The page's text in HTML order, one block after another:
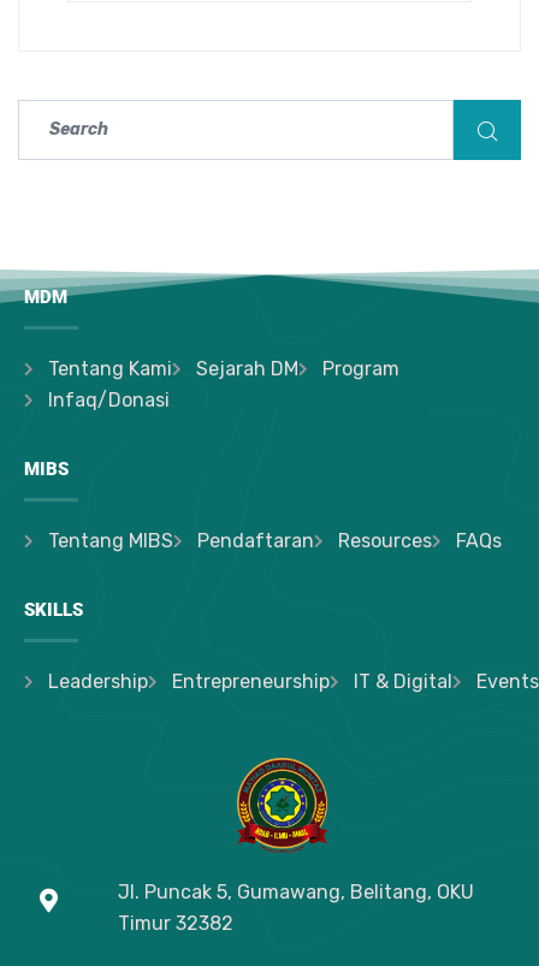
MDM
Tentang Kami Sejarah DM
Program
Infaq/Donasi
MIBS
Tentang MIBS Pendaftaran Resources FAQs
SKILLS
Leadership Entrepreneurship IT & Digital Events
Jl. Puncak 5, Gumawang, Belitang, OKU
Timur 32382